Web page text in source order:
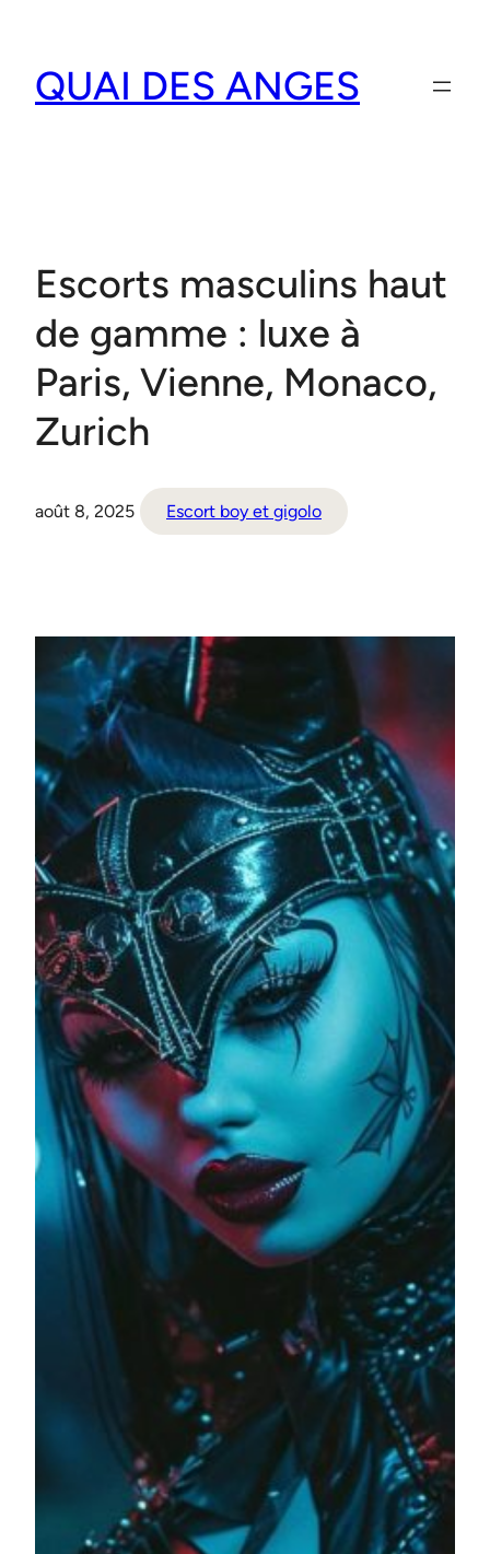
contenu
QUAI DES ANGES
Escorts masculins haut
de gamme : luxe à
Paris, Vienne, Monaco,
Zurich
août 8, 2025 Escort boy et gigolo